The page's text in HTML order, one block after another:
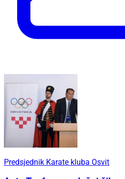
Predsjednik Karate kluba Osvit